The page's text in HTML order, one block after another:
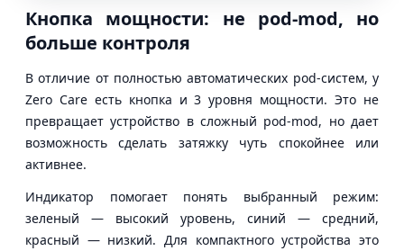
Кнопка мощности: не pod-mod, но
больше контроля
В отличие от полностью автоматических pod-систем, у
Zero Care есть кнопка и 3 уровня мощности. Это не
превращает устройство в сложный pod-mod, но дает
возможность сделать затяжку чуть спокойнее или
активнее.
Индикатор помогает понять выбранный режим:
зеленый — высокий уровень, синий — средний,
красный — низкий. Для компактного устройства это